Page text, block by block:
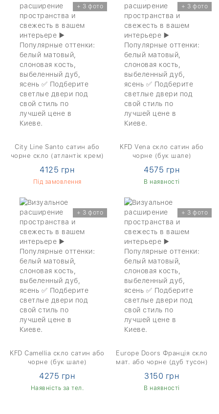
+ 3 фото
City Line Santo сатин або
чорне скло (атлантік крем)
4125 грн
Під замовлення
+ 3 фото
KFD Vena скло сатин або
чорне (бук шале)
4575 грн
В наявності
+ 3 фото
KFD Camellia скло сатин або
чорне (бук шале)
4275 грн
Наявність за тел.
+ 3 фото
Europe Doors Франція скло
мат. або чорне (дуб тусон)
3150 грн
В наявності